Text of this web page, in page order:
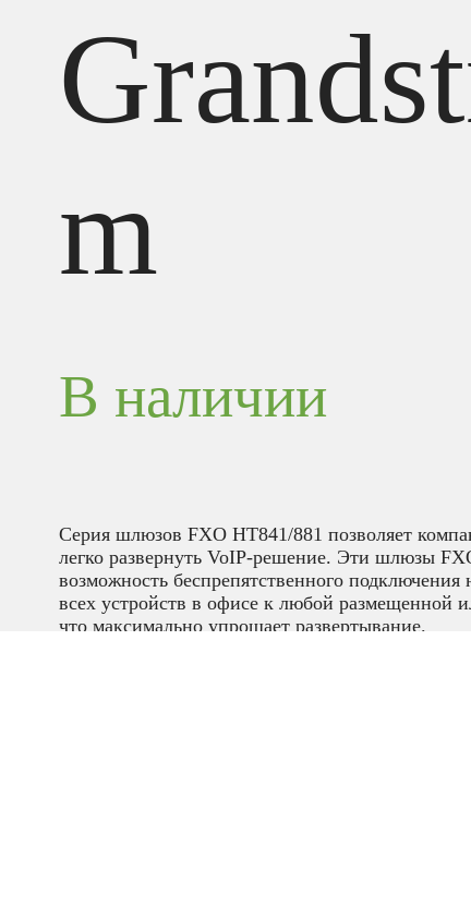
m
В наличии
Серия шлюзов FXO HT841/881 позволяет
легко развернуть VoIP-решение. Эти шлюзы
возможность беспрепятственного подключения
всех устройств в офисе к любой размещенной
что максимально упрощает развертывание.